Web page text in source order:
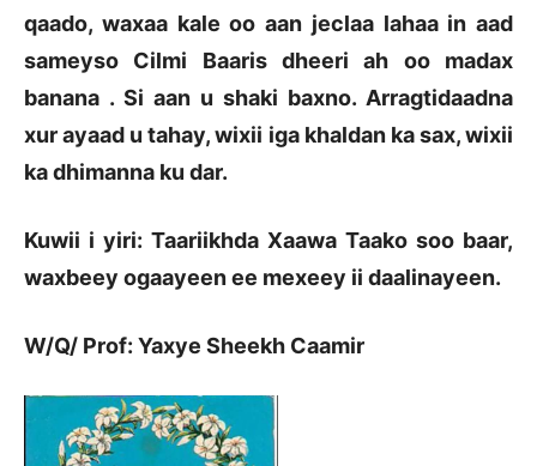
qaado, waxaa kale oo aan jeclaa lahaa in aad
sameyso Cilmi Baaris dheeri ah oo madax
banana . Si aan u shaki baxno. Arragtidaadna
xur ayaad u tahay, wixii iga khaldan ka sax, wixii
ka dhimanna ku dar.
Kuwii i yiri: Taariikhda Xaawa Taako soo baar,
waxbeey ogaayeen ee mexeey ii daalinayeen.
W/Q/ Prof: Yaxye Sheekh Caamir